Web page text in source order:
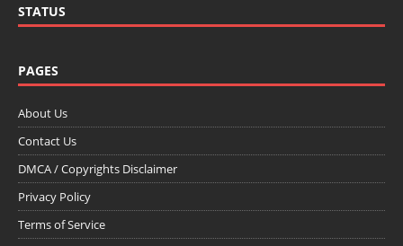
STATUS
PAGES
About Us
Contact Us
DMCA / Copyrights Disclaimer
Privacy Policy
Terms of Service